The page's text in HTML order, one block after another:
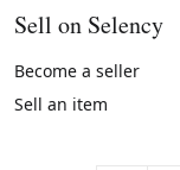
Sell on Selency
Become a seller
Sell an item